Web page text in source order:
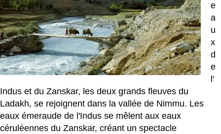
e
a
u
x
d
e
l'
Indus et du Zanskar, les deux grands fleuves du
Ladakh, se rejoignent dans la vallée de Nimmu. Les
eaux émeraude de l'Indus se mêlent aux eaux
céruléennes du Zanskar, créant un spectacle